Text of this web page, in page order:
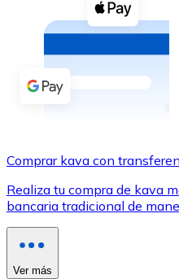
Compra
Comprar con efectivo
Transferencia SEPA
Utiliza tarjetas Visa y
Comprar con tarjeta
Comprar kava con
Realiza tu compra de kava
bancaria tradicional de
Ver más